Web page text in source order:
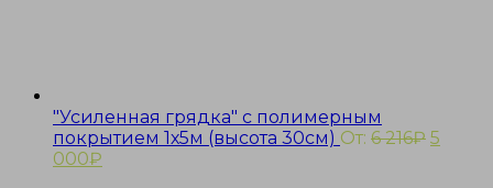
"Усиленная грядка" с полимерным
покрытием 1х5м (высота 30см) От: 6 216₽ 5
000₽